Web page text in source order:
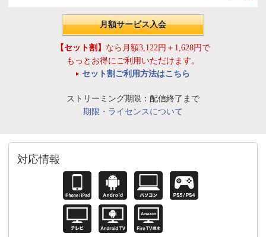
月額サービス入会
【セット割】 なら月額3,122円＋1,628円で
もっとお得にご利用いただけます。
セット割ご利用方法はこちら
ストリーミング期限：配信終了まで
期限・ライセンスについて
対応情報